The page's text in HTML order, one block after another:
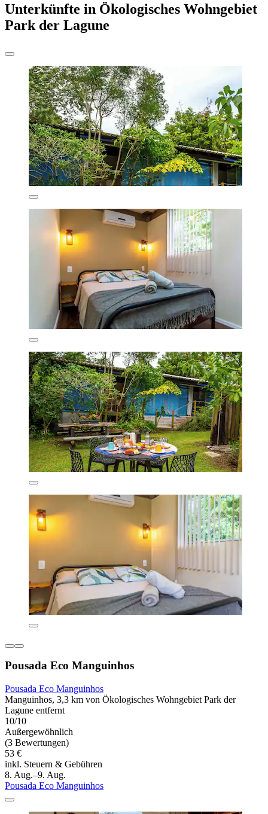
Unterkünfte in Ökologisches Wohngebiet
Park der Lagune
Pousada Eco Manguinhos
Pousada Eco Manguinhos
Manguinhos, 3,3 km von Ökologisches Wohngebiet Park der
Lagune entfernt
10/10
Außergewöhnlich
(3 Bewertungen)
53 €
inkl. Steuern & Gebühren
8. Aug.–9. Aug.
Pousada Eco Manguinhos